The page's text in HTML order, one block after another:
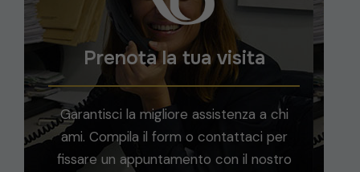
Prenota la tua visita
Garantisci la migliore assistenza a chi
ami. Compila il form o contattaci per
fissare un appuntamento con il nostro